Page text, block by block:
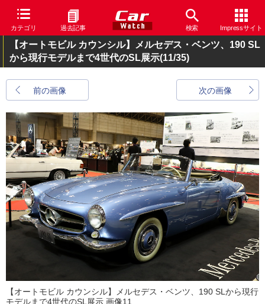
カテゴリ 過去記事 検索 Impressサイト
【オートモビル カウンシル】メルセデス・ベンツ、190 SL
から現行モデルまで4世代のSL展示(11/35)
前の画像 次の画像
【オートモビル カウンシル】メルセデス・ベンツ、190 SLから現行
モデルまで4世代のSL展示 画像11